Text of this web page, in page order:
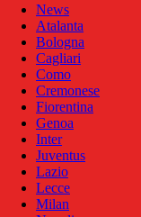
News
Atalanta
Bologna
Cagliari
Como
Cremonese
Fiorentina
Genoa
Inter
Juventus
Lazio
Lecce
Milan